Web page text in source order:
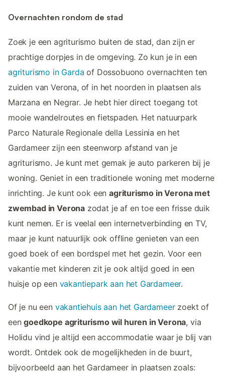
Overnachten rondom de stad
Zoek je een agriturismo buiten de stad, dan zijn er
prachtige dorpjes in de omgeving. Zo kun je in een
agriturismo in Garda of Dossobuono overnachten ten
zuiden van Verona, of in het noorden in plaatsen als
Marzana en Negrar. Je hebt hier direct toegang tot
mooie wandelroutes en fietspaden. Het natuurpark
Parco Naturale Regionale della Lessinia en het
Gardameer zijn een steenworp afstand van je
agriturismo. Je kunt met gemak je auto parkeren bij je
woning. Geniet in een traditionele woning met moderne
inrichting. Je kunt ook eenagriturismo in Verona met
zwembad in Verona zodat je af en toe een frisse duik
kunt nemen. Er is veelal een internetverbinding en TV,
maar je kunt natuurlijk ook offline genieten van een
goed boek of een bordspel met het gezin. Voor een
vakantie met kinderen zit je ook altijd goed in een
huisje op een vakantiepark aan het Gardameer.
Of je nu een vakantiehuis aan het Gardameerzoekt of
eengoedkope agriturismo wil huren in Verona, via
Holidu vind je altijd een accommodatie waar je blij van
wordt. Ontdek ook de mogelijkheden in de buurt,
bijvoorbeeld aan het Gardameer in plaatsen zoals: